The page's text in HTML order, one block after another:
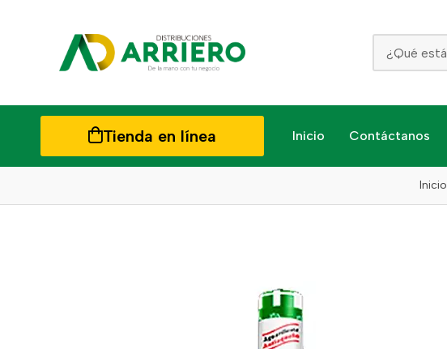
Tienda en línea Inicio Contáctanos
Inicio